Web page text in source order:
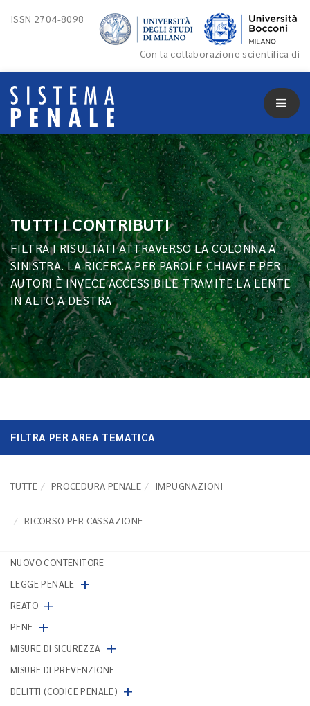
ISSN 2704-8098
Con la collaborazione scientifica di
TUTTI I CONTRIBUTI
FILTRA I RISULTATI ATTRAVERSO LA COLONNA A
SINISTRA. LA RICERCA PER PAROLE CHIAVE E PER
AUTORI È INVECE ACCESSIBILE TRAMITE LA LENTE
IN ALTO A DESTRA
FILTRA PER AREA TEMATICA
TUTTE PROCEDURA PENALE IMPUGNAZIONI
RICORSO PER CASSAZIONE
NUOVO CONTENITORE
LEGGE PENALE +
REATO +
PENE +
MISURE DI SICUREZZA +
MISURE DI PREVENZIONE
DELITTI (CODICE PENALE) +